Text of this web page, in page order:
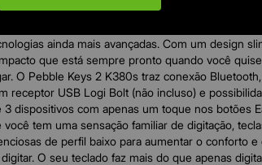
O TÉDIO
ainda mais avançadas. Com um design
que está sempre pronto quando você
O Pebble Keys 2 K380s traz conexão
receptor USB Logi Bolt (não incluso) e
3 dispositivos com apenas um toque nos botões
você tem uma sensação familiar de digitação,
de perfil baixo para aumentar o conforto
O seu teclado faz mais do que apenas